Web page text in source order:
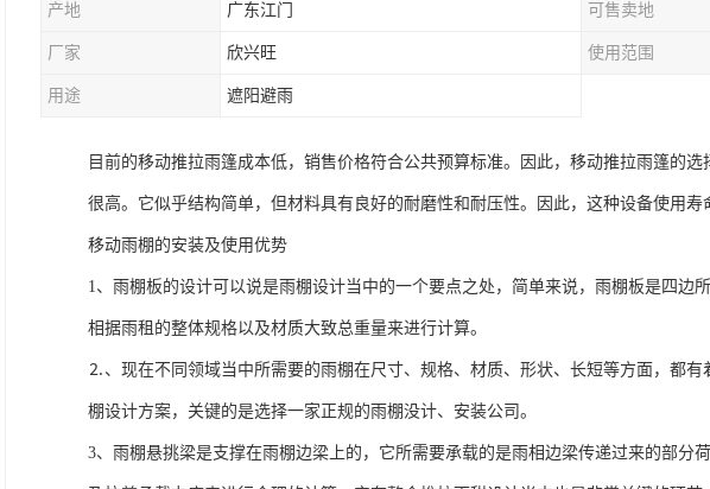
产地 广东江门 可售卖地
厂家 欣兴旺 使用范围
用途 遮阳避雨
目前的移动推拉雨篷成本低，销售价格符合公共预算标准。因此，移动推拉雨篷的
很高。它似乎结构简单，但材料具有良好的耐磨性和耐压性。因此，这种设备使用寿
移动雨棚的安装及使用优势
1、雨棚板的设计可以说是雨棚设计当中的一个要点之处，简单来说，雨棚板是四边
相据雨租的整体规格以及材质大致总重量来进行计算。
⒉、现在不同领域当中所需要的雨棚在尺寸、规格、材质、形状、长短等方面，都
棚设计方案，关键的是选择一家正规的雨棚没计、安装公司。
3、雨棚悬挑梁是支撑在雨棚边梁上的，它所需要承载的是雨相边梁传递过来的部分